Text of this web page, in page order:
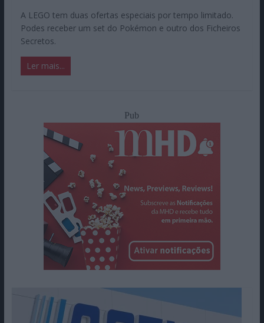
A LEGO tem duas ofertas especiais por tempo limitado.
Podes receber um set do Pokémon e outro dos Ficheiros
Secretos.
Ler mais...
Pub